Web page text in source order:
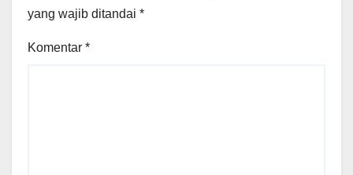
yang wajib ditandai *
Komentar *